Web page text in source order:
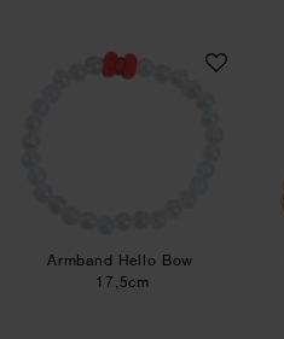
Armband Hello Bow
Armband Hello Bow
17,5cm